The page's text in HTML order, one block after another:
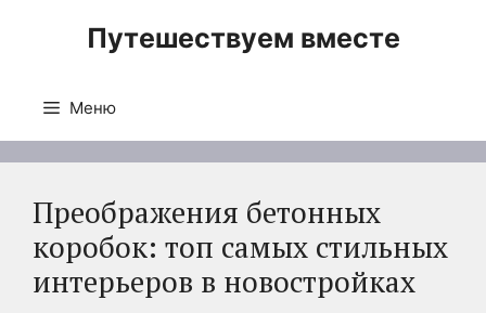
Путешествуем вместе
Меню
Преображения бетонных
коробок: топ самых стильных
интерьеров в новостройках